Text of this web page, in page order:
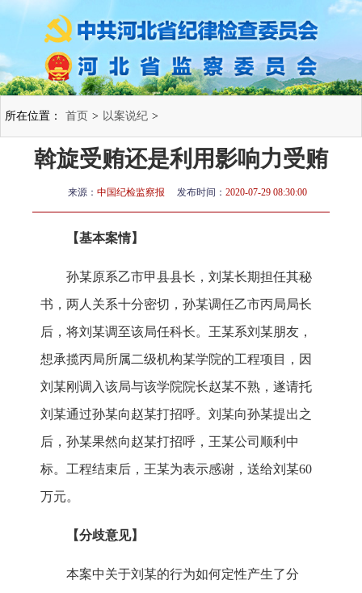
所在位置： 首页 > 以案说纪 >
斡旋受贿还是利用影响力受贿
来源： 中国纪检监察报 发布时间： 2020-07-29 08:30:00
【基本案情】
孙某原系乙市甲县县长，刘某长期担任其秘
书，两人关系十分密切，孙某调任乙市丙局局长
后，将刘某调至该局任科长。王某系刘某朋友，
想承揽丙局所属二级机构某学院的工程项目，因
刘某刚调入该局与该学院院长赵某不熟，遂请托
刘某通过孙某向赵某打招呼。刘某向孙某提出之
后，孙某果然向赵某打招呼，王某公司顺利中
标。工程结束后，王某为表示感谢，送给刘某60
万元。
【分歧意见】
本案中关于刘某的行为如何定性产生了分